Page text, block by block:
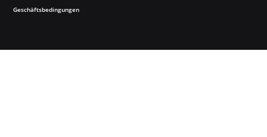
Geschäftsbedingungen